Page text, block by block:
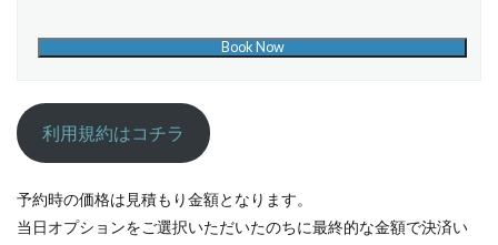
利用規約はコチラ
予約時の価格は見積もり金額となります。
当日オプションをご選択いただいたのちに最終的な金額で決済い